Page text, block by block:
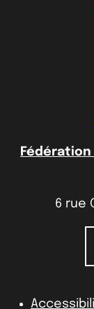
6 rue